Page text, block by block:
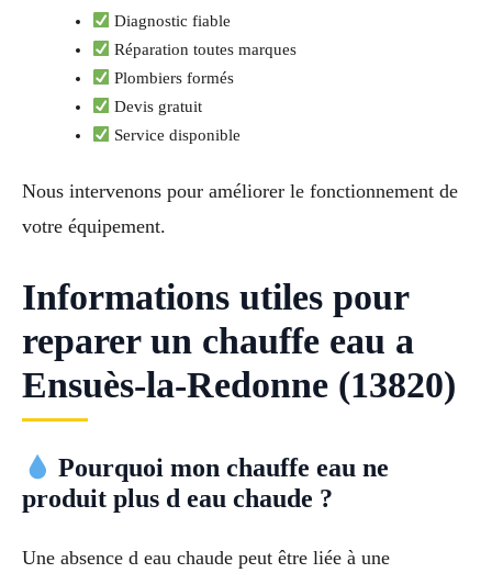
Diagnostic fiable
Réparation toutes marques
Plombiers formés
Devis gratuit
Service disponible
Nous intervenons pour améliorer le fonctionnement de
votre équipement.
Informations utiles pour
reparer un chauffe eau a
Ensuès-la-Redonne (13820)
Pourquoi mon chauffe eau ne
produit plus d eau chaude ?
Une absence d eau chaude peut être liée à une